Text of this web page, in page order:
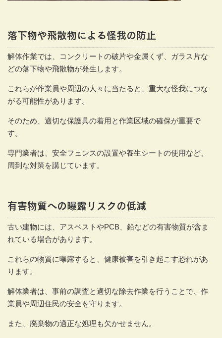
落下物や飛散物による怪我の防止
解体作業では、コンクリートの破片や金属くず、ガラス片な
どの落下物や飛散物が発生します。
これらが作業員や周辺の人々に当たると、重大な怪我につな
がる可能性があります。
そのため、適切な保護具の着用と作業区域の確保が重要で
す。
専門業者は、安全フェンスの設置や養生シートの使用など、
周到な対策を講じています。
有害物質への曝露リスクの低減
古い建物には、アスベストやPCB、鉛などの有害物質が含ま
れている場合があります。
これらの物質に曝露すると、健康被害を引き起こす恐れがあ
ります。
解体業者は、事前の調査と適切な除去作業を行うことで、作
業員や周辺住民の安全を守ります。
また、廃棄物の適正な処理も欠かせません。